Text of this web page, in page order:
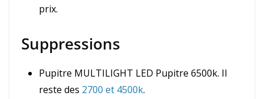
prix.
Suppressions
Pupitre MULTILIGHT LED Pupitre 6500k. Il
reste des 2700 et 4500k.